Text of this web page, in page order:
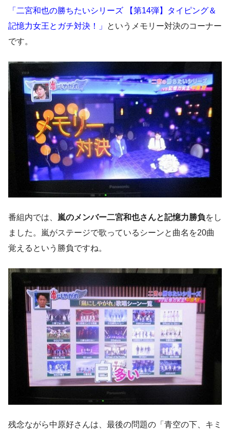
「二宮和也の勝ちたいシリーズ 【第14弾】タイピング＆
記憶力女王とガチ対決！」
というメモリー対決のコーナー
です。
番組内では、 嵐のメンバー二宮和也さんと記憶力勝負をし
ました。嵐がステージで歌っているシーンと曲名を20曲
覚えるという勝負ですね。
残念ながら中原好さんは、最後の問題の「青空の下、キミ